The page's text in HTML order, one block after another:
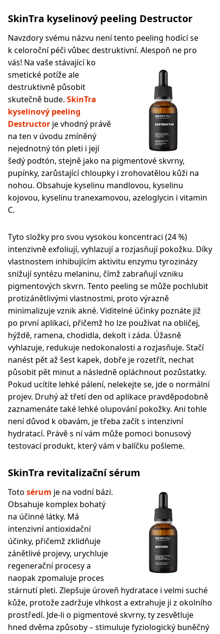
SkinTra kyselinový peeling Destructor
Navzdory svému názvu není tento peeling hodící se
k celoroční péči vůbec destruktivní. Alespoň ne pro
vás! Na vaše stávající ko
smetické potíže ale
destruktivně působit
skutečně bude. SkinTra
kyselinový peeling
Destructor je vhodný právě
na ten v úvodu zmíněný
nejednotný tón pleti i její
šedý podtón, stejně jako na pigmentové skvrny,
pupínky, zarůstající chloupky i zrohovatělou kůži na
nohou. Obsahuje kyselinu mandlovou, kyselinu
kojovou, kyselinu tranexamovou, azeloglycin i vitamin
C.
Tyto složky pro svou vysokou koncentraci (24 %)
intenzivně exfoliují, vyhlazují a rozjasňují pokožku. Díky
vlastnostem inhibujícím aktivitu enzymu tyrozinázy
snižují syntézu melaninu, čímž zabraňují vzniku
pigmentových skvrn. Tento peeling se může pochlubit
protizánětlivými vlastnostmi, proto výrazně
minimalizuje vznik akné. Viditelné účinky poznáte již
po první aplikaci, přičemž ho lze používat na obličej,
hýždě, ramena, chodidla, dekolt i záda. Úžasně
vyhlazuje, redukuje nedokonalosti a rozjasňuje. Stačí
nanést pět až šest kapek, dobře je rozetřít, nechat
působit pět minut a následně opláchnout pozůstatky.
Pokud ucítíte lehké pálení, nelekejte se, jde o normální
projev. Druhý až třetí den od aplikace pravděpodobně
zaznamenáte také lehké olupování pokožky. Ani tohle
není důvod k obavám, je třeba začít s intenzivní
hydratací. Právě s ní vám může pomoci bonusový
testovací produkt, který vám v balíčku pošleme.
SkinTra revitalizační sérum
Toto sérum je na vodní bázi.
Obsahuje komplex bohatý
na účinné látky. Má
intenzivní antioxidační
účinky, přičemž zklidňuje
zánětlivé projevy, urychluje
regenerační procesy a
naopak zpomaluje proces
stárnutí pleti. Zlepšuje úroveň hydratace i velmi suché
kůže, protože zadržuje vlhkost a extrahuje ji z okolního
prostředí. Jde-li o pigmentové skvrny, ty zesvětluje
hned dvěma způsoby– stimuluje fyziologický buněčný